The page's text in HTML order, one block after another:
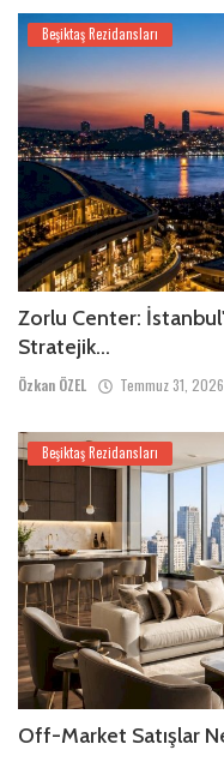
Beşiktaş Rezidansları
Zorlu Center:
Stratejik...
Özkan ÖZEL Temmuz 31, 2026
Beşiktaş Rezidansları
Off-Market Satışlar